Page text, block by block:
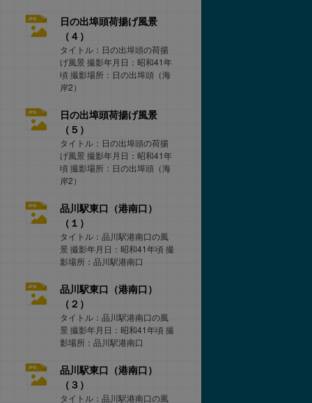
日の出埠頭荷揚げ風景
（４）
タイトル：日の出埠頭の荷揚
げ風景 撮影年月日：昭和41年
頃 撮影場所：日の出埠頭（海
岸2）
日の出埠頭荷揚げ風景
（５）
タイトル：日の出埠頭の荷揚
げ風景 撮影年月日：昭和41年
頃 撮影場所：日の出埠頭（海
岸2）
品川駅東口（港南口）
（１）
タイトル：品川駅港南口の風
景 撮影年月日：昭和41年頃 撮
影場所：品川駅港南口
品川駅東口（港南口）
（２）
タイトル：品川駅港南口の風
景 撮影年月日：昭和41年頃 撮
影場所：品川駅港南口
品川駅東口（港南口）
（３）
タイトル：品川駅港南口の風